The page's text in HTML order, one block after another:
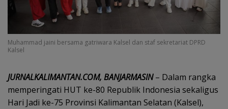
Muhammad jaini bersama gatriwara Kalsel dan staf sekretariat DPRD
Kalsel
JURNALKALIMANTAN.COM, BANJARMASIN– Dalam rangka
memperingati HUT ke-80 Republik Indonesia sekaligus
Hari Jadi ke-75 Provinsi Kalimantan Selatan (Kalsel),